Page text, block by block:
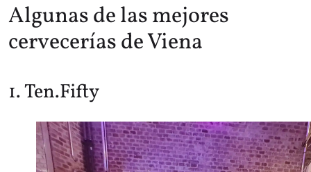
Algunas de las mejores
cervecerías de Viena
1. Ten.Fifty